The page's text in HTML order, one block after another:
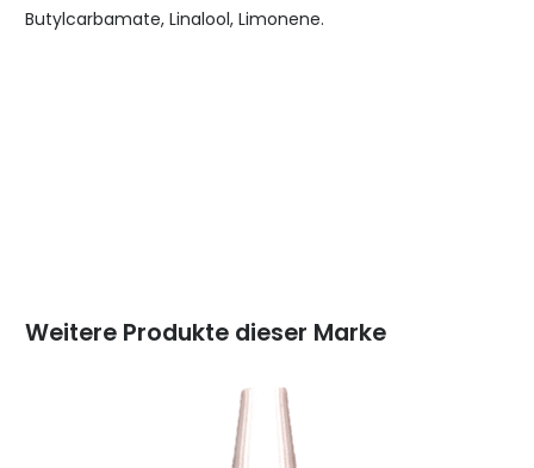
Butylcarbamate, Linalool, Limonene.
Weitere Produkte dieser Marke